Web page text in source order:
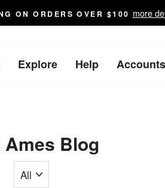
ON ORDERS OVER $100 more
Explore Help Accounts
Ames Blog